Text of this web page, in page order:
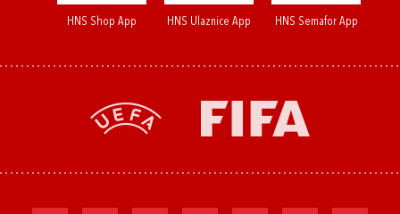
HNS Shop App HNS Ulaznice App HNS Semafor App